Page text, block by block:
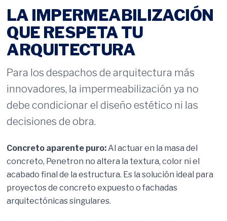
LA IMPERMEABILIZACIÓN
QUE RESPETA TU
ARQUITECTURA
Para los despachos de arquitectura más
innovadores, la impermeabilización ya no
debe condicionar el diseño estético ni las
decisiones de obra.
Concreto aparente puro:Al actuar en la masa del
concreto, Penetron no altera la textura, color ni el
acabado final de la estructura. Es la solución ideal para
proyectos de concreto expuesto o fachadas
arquitectónicas singulares.